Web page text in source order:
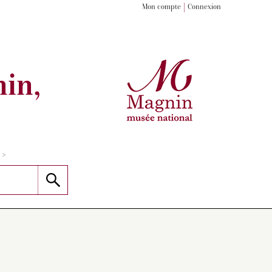
Mon compte Connexion
>